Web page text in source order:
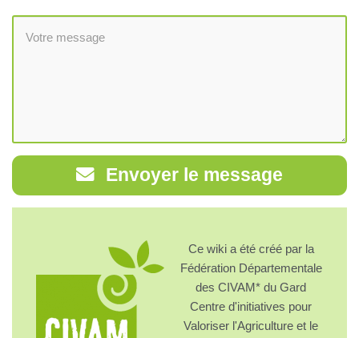
Envoyer le message
Ce wiki a été créé par la
Fédération Départementale
des CIVAM* du Gard
Centre d'initiatives pour
Valoriser l'Agriculture et le